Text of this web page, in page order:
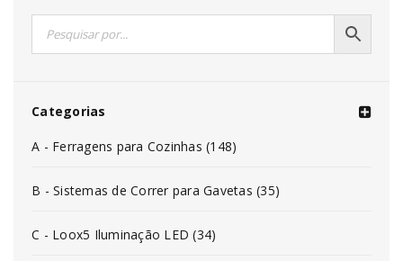
Categorias
A - Ferragens para Cozinhas (148)
B - Sistemas de Correr para Gavetas (35)
C - Loox5 Iluminação LED (34)